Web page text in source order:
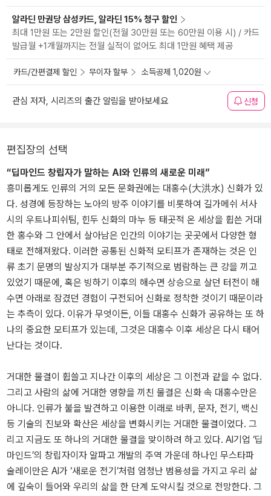
알라딘 만권당 삼성카드, 알라딘 15% 청구 할인
최대 1만원 또는 2만원 할인(전월 30만원 또는 60만원 이용 시) / 카드
발급월 +1개월까지는 전월 실적이 없어도 최대 1만원 혜택 제공
카드/간편결제 할인 무이자 할부 소득공제 1,020원
관심 저자, 시리즈의 출간 알림을 받아보세요 신청
편집장의 선택
“딥마인드 창립자가 말하는 AI와 인류의 새로운 미래”
흥미롭게도 인류의 거의 모든 문화권에는 대홍수(大洪水) 신화가 있
다. 성경에 등장하는 노아의 방주 이야기를 비롯하여 길가메쉬 서사
시의 우트나피쉬팀, 힌두 신화의 마누 등 태곳적 온 세상을 휩쓴 거대
한 홍수와 그 안에서 살아남은 인간의 이야기는 곳곳에서 다양한 형
태로 전해져왔다. 이러한 공통된 신화적 모티프가 존재하는 것은 인
류 초기 문명의 발상지가 대부분 주기적으로 범람하는 큰 강을 끼고
있었기 때문에, 혹은 빙하기 이후의 해수면 상승으로 살던 터전이 해
수면 아래로 잠겼던 경험이 구전되어 신화로 정착한 것이기 때문이라
는 추측이 있다. 이유가 무엇이든, 이들 대홍수 신화가 공유하는 또 하
나의 중요한 모티프가 있는데, 그것은 대홍수 이후 세상은 다시 태어
난다는 것이다.
거대한 물결이 휩쓸고 지나간 이후의 세상은 그 이전과 같을 수 없다.
그리고 사람의 삶에 거대한 영향을 끼친 물결은 신화 속 대홍수만은
아니다. 인류가 불을 발견하고 이용한 이래로 바퀴, 문자, 전기, 백신
등 기술의 진보와 확산은 세상을 변화시키는 거대한 물결이었다. 그
리고 지금도 또 하나의 거대한 물결을 맞이하려 하고 있다. AI기업 ‘딥
마인드’의 창립자이자 알파고 개발의 주역 가운데 하나인 무스타파
술레이만은 AI가 ‘새로운 전기’처럼 엄청난 범용성을 가지고 우리 삶
에 깊숙이 들어와 우리의 삶을 한 단계 도약시킬 것으로 전망한다. 그